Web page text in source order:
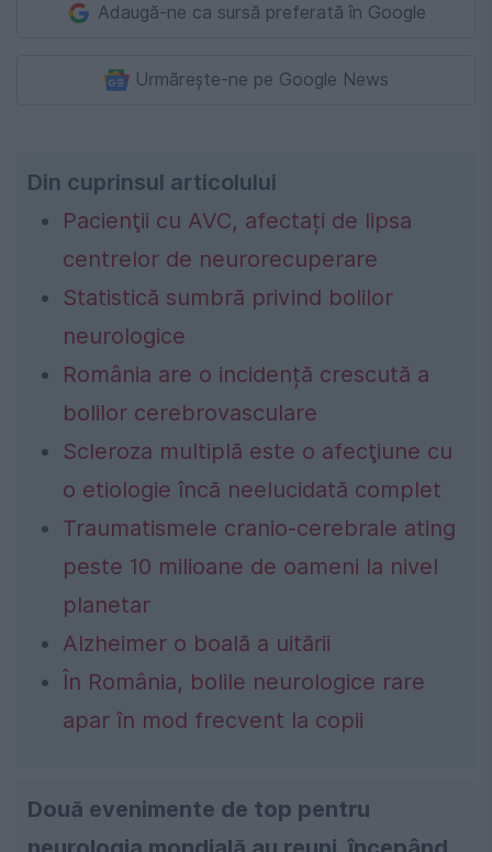
Adaugă-ne ca sursă preferată în Google
Urmărește-ne pe Google News
Din cuprinsul articolului
Pacienţii cu AVC, afectați de lipsa
centrelor de neurorecuperare
Statistică sumbră privind bolilor
neurologice
România are o incidență crescută a
bolilor cerebrovasculare
Scleroza multiplă este o afecţiune cu
o etiologie încă neelucidată complet
Traumatismele cranio-cerebrale ating
peste 10 milioane de oameni la nivel
planetar
Alzheimer o boală a uitării
În România, bolile neurologice rare
apar în mod frecvent la copii
Două evenimente de top pentru